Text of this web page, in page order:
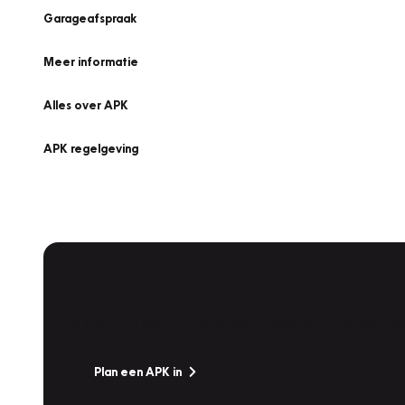
Garageafspraak
Meer informatie
Alles over APK
APK regelgeving
Plan een APK in